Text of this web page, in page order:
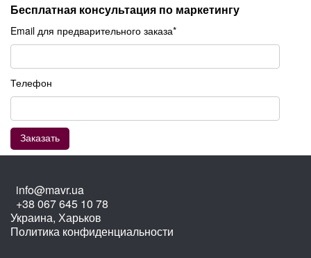
Бесплатная консультация по маркетингу
Email для предварительного заказа*
Телефон
info@mavr.ua
+38 067 645 10 78
Украина, Харьков
Политика конфиденциальности